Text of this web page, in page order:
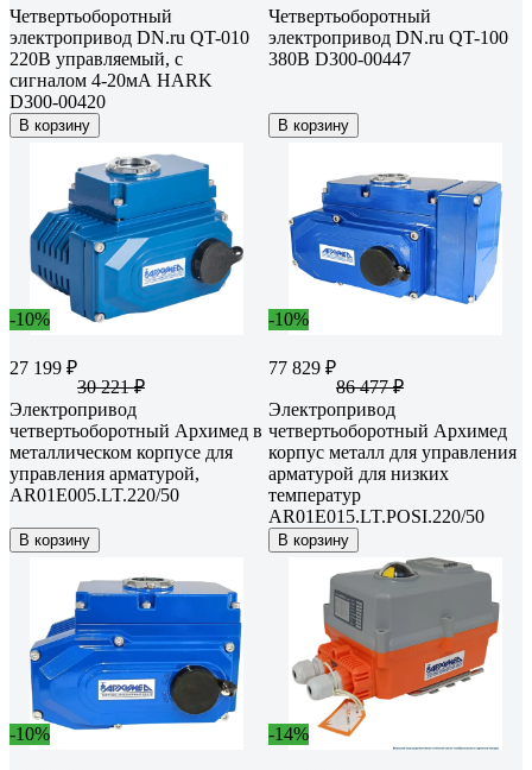
Четвертьоборотный
электропривод DN.ru QT-010
220В управляемый, с
сигналом 4-20мА HARK
D300-00420
В корзину
Четвертьоборотный
электропривод DN.ru QT-100
380В D300-00447
В корзину
-10%
27 199 ₽
30 221 ₽
Электропривод
четвертьоборотный Архимед в
металлическом корпусе для
управления арматурой,
AR01E005.LT.220/50
В корзину
-10%
77 829 ₽
86 477 ₽
Электропривод
четвертьоборотный Архимед
корпус металл для управления
арматурой для низких
температур
AR01E015.LT.POSI.220/50
В корзину
-10% -14%